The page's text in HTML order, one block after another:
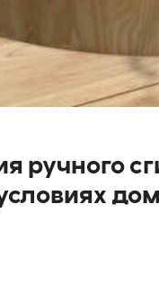
ручного